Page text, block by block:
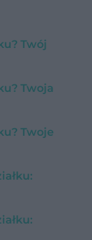
Twój
Twoja
Twoje